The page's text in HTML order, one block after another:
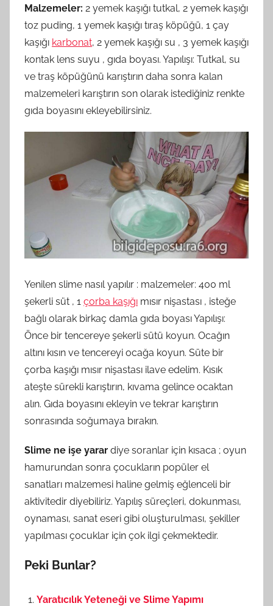
Malzemeler: 2 yemek kaşığı tutkal, 2 yemek kaşığı
toz puding, 1 yemek kaşığı tıraş köpüğü, 1 çay
kaşığı karbonat, 2 yemek kaşığı su , 3 yemek kaşığı
kontak lens suyu , gıda boyası. Yapılışı: Tutkal, su
ve traş köpüğünü karıştırın daha sonra kalan
malzemeleri karıştırın son olarak istediğiniz renkte
gıda boyasını ekleyebilirsiniz.
Yenilen slime nasıl yapılır : malzemeler: 400 ml
şekerli süt , 1 çorba kaşığı mısır nişastası , isteğe
bağlı olarak birkaç damla gıda boyası Yapılışı:
Önce bir tencereye şekerli sütü koyun. Ocağın
altını kısın ve tencereyi ocağa koyun. Süte bir
çorba kaşığı mısır nişastası ilave edelim. Kısık
ateşte sürekli karıştırın, kıvama gelince ocaktan
alın. Gıda boyasını ekleyin ve tekrar karıştırın
sonrasında soğumaya bırakın.
Slime ne işe yarar diye soranlar için kısaca ; oyun
hamurundan sonra çocukların popüler el
sanatları malzemesi haline gelmiş eğlenceli bir
aktivitedir diyebiliriz. Yapılış süreçleri, dokunması,
oynaması, sanat eseri gibi oluşturulması, şekiller
yapılması çocuklar için çok ilgi çekmektedir.
Peki Bunlar?
Yaratıcılık Yeteneği ve Slime Yapımı